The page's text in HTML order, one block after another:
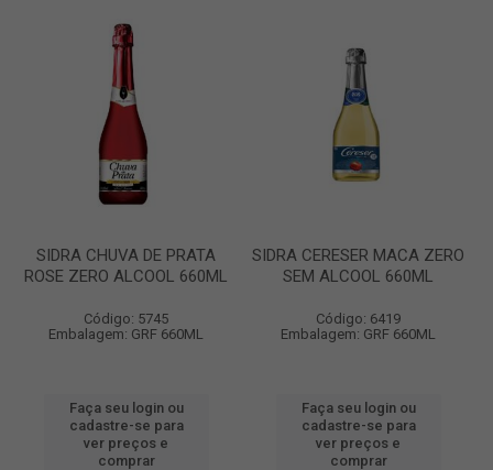
SIDRA CHUVA DE PRATA
ROSE ZERO ALCOOL 660ML
Código: 5745
Embalagem: GRF 660ML
Faça seu login ou
cadastre-se para
ver preços e
comprar
SIDRA CERESER MACA ZERO
SEM ALCOOL 660ML
Código: 6419
Embalagem: GRF 660ML
Faça seu login ou
cadastre-se para
ver preços e
comprar